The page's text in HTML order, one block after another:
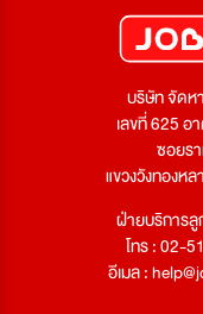
บริษัท จัดห
เลขที่ 625 อ
ซอยร
แขวงวังทองห
ฝ่ายบริการ
โทร : 02-
อีเมล :